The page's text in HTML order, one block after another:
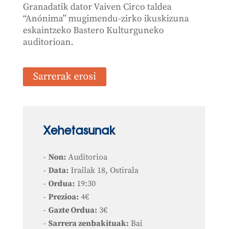
Granadatik dator Vaiven Circo taldea
“Anónima” mugimendu-zirko ikuskizuna
eskaintzeko Bastero Kulturguneko
auditorioan.
Sarrerak erosi
Xehetasunak
Non: Auditorioa
Data: Irailak 18, Ostirala
Ordua: 19:30
Prezioa: 4€
Gazte Ordua: 3€
Sarrera zenbakituak: Bai